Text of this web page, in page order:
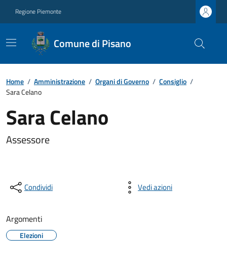
Regione Piemonte
Comune di Pisano
Home / Amministrazione / Organi di Governo / Consiglio /
Sara Celano
Sara Celano
Assessore
Condividi Vedi azioni
Argomenti
Elezioni